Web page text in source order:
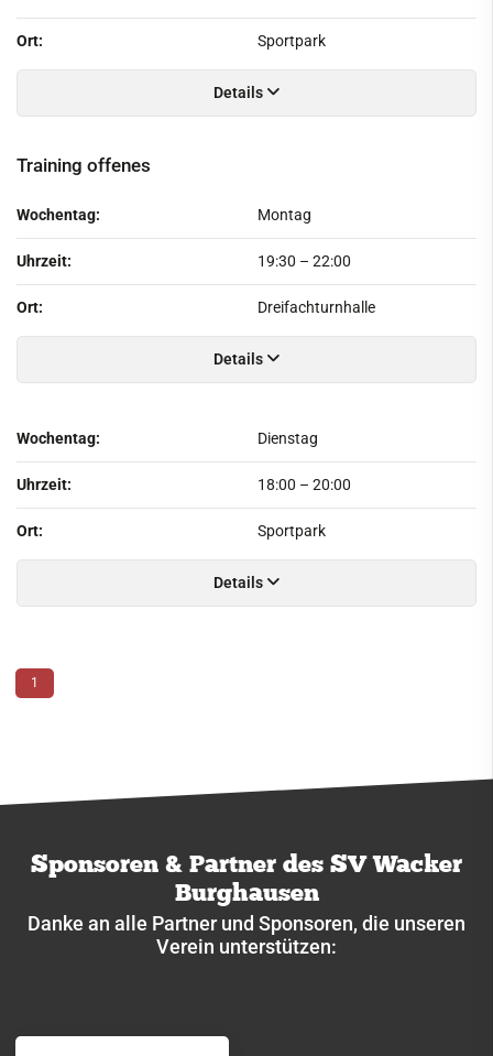
Ort: Sportpark
Details
Training offenes
Wochentag: Montag
Uhrzeit: 19:30 – 22:00
Ort: Dreifachturnhalle
Details
Wochentag: Dienstag
Uhrzeit: 18:00 – 20:00
Ort: Sportpark
Details
1
Sponsoren & Partner des SV Wacker
Burghausen
Danke an alle Partner und Sponsoren, die unseren
Verein unterstützen: